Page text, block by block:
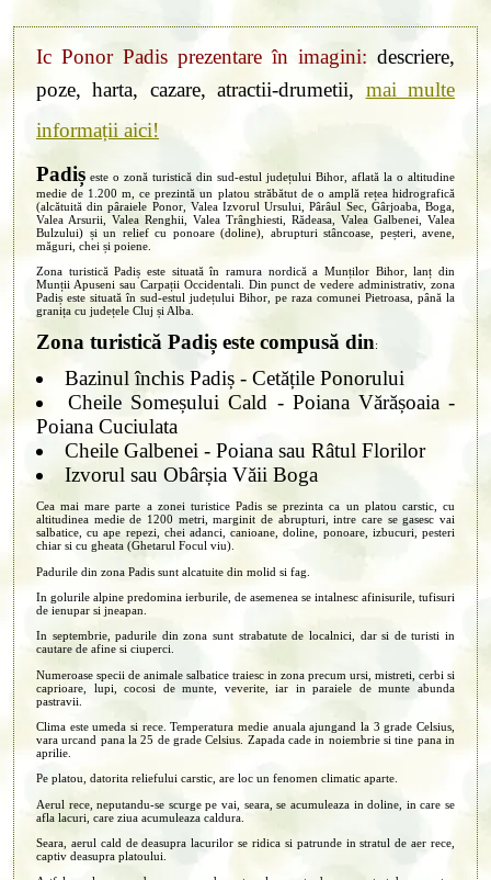
Ic Ponor Padis prezentare în imagini: descriere,
poze, harta, cazare, atractii-drumetii, mai multe
informații aici!
Padiș este o zonă turistică din sud-estul județului Bihor, aflată la o altitudine
medie de 1.200 m, ce prezintă un platou străbătut de o amplă rețea hidrografică
(alcătuită din pâraiele Ponor, Valea Izvorul Ursului, Pârâul Sec, Gârjoaba, Boga,
Valea Arsurii, Valea Renghii, Valea Trânghiesti, Rădeasa, Valea Galbenei, Valea
Bulzului) și un relief cu ponoare (doline), abrupturi stâncoase, peșteri, avene,
măguri, chei și poiene.
Zona turistică Padiș este situată în ramura nordică a Munților Bihor, lanț din
Munții Apuseni sau Carpații Occidentali. Din punct de vedere administrativ, zona
Padiș este situată în sud-estul județului Bihor, pe raza comunei Pietroasa, până la
granița cu județele Cluj și Alba.
Zona turistică Padiș este compusă din:
Bazinul închis Padiș - Cetățile Ponorului
Cheile Someșului Cald - Poiana Vărășoaia -
Poiana Cuciulata
Cheile Galbenei - Poiana sau Râtul Florilor
Izvorul sau Obârșia Văii Boga
Cea mai mare parte a zonei turistice Padis se prezinta ca un platou carstic, cu
altitudinea medie de 1200 metri, marginit de abrupturi, intre care se gasesc vai
salbatice, cu ape repezi, chei adanci, canioane, doline, ponoare, izbucuri, pesteri
chiar si cu gheata (Ghetarul Focul viu).
Padurile din zona Padis sunt alcatuite din molid si fag.
In golurile alpine predomina ierburile, de asemenea se intalnesc afinisurile, tufisuri
de ienupar si jneapan.
In septembrie, padurile din zona sunt strabatute de localnici, dar si de turisti in
cautare de afine si ciuperci.
Numeroase specii de animale salbatice traiesc in zona precum ursi, mistreti, cerbi si
caprioare, lupi, cocosi de munte, veverite, iar in paraiele de munte abunda
pastravii.
Clima este umeda si rece. Temperatura medie anuala ajungand la 3 grade Celsius,
vara urcand pana la 25 de grade Celsius. Zapada cade in noiembrie si tine pana in
aprilie.
Pe platou, datorita reliefului carstic, are loc un fenomen climatic aparte.
Aerul rece, neputandu-se scurge pe vai, seara, se acumuleaza in doline, in care se
afla lacuri, care ziua acumuleaza caldura.
Seara, aerul cald de deasupra lacurilor se ridica si patrunde in stratul de aer rece,
captiv deasupra platoului.